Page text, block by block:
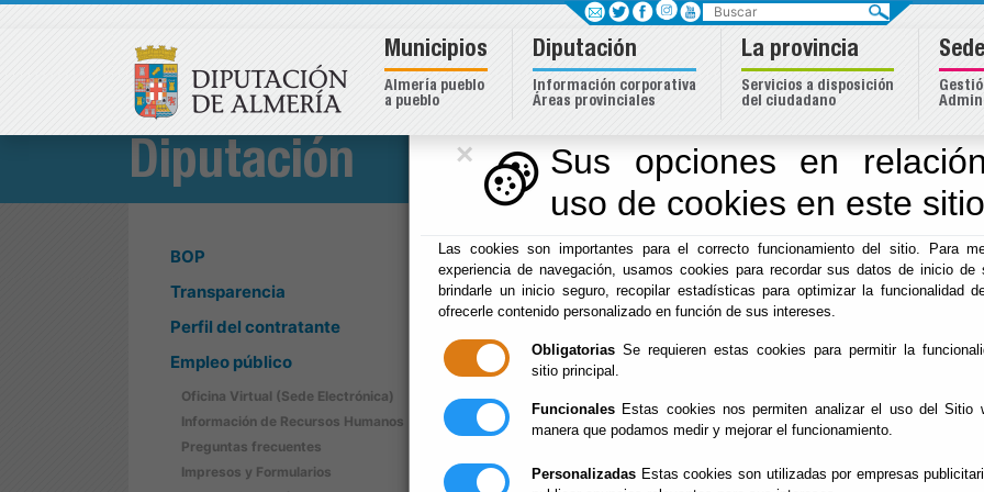
×
Sus opciones en
uso de cookies en este sitio
Las cookies son importantes para el correcto funcionamiento del sitio. Para
experiencia de navegación, usamos cookies para recordar sus datos de inicio de
brindarle un inicio seguro, recopilar estadísticas para optimizar la funcionalidad
ofrecerle contenido personalizado en función de sus intereses.
Obligatorias Se requieren estas cookies para permitir la
sitio principal.
Funcionales Estas cookies nos permiten analizar el uso del Sitio
manera que podamos medir y mejorar el funcionamiento.
Personalizadas Estas cookies son utilizadas por empresas
Diputación
BOP
Transparencia
Perfil del contratante
Empleo público
Oficina Virtual (Sede Electrónica)
Información de Recursos Humanos
Preguntas frecuentes
Impresos y Formularios
Inicio -Diputación - Tablón de Anuncios
Buscar
ACTA SESIÓN ORDINARIA DEL PLENO DE LA EXCMA.
Diputación Provincial de Almería - Presidencia, Hacienda,
CONVOCATORIA Y ORDEN DEL DÍA DE LA SESIÓN
Diputación Provincial de Almería - Presidencia, Hacienda,
Buscar
Municipios
Almería pueblo
a pueblo
Diputación
Información corporativa
Áreas provinciales
La provincia
Servicios a disposición
del ciudadano